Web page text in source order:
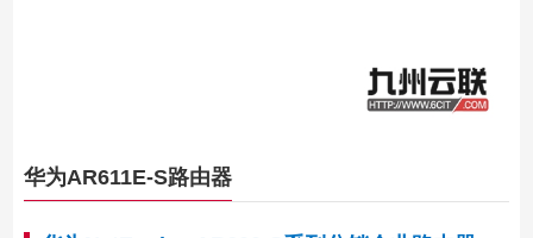
华为AR611E-S路由器